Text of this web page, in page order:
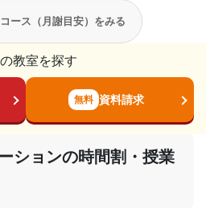
ース（月謝目安）をみる
教室を探す
無料 資料請求
ションの時間割・授業